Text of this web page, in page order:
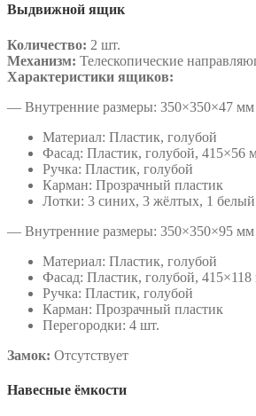
Выдвижной ящик
Количество: 2 шт.
Механизм: Телескопические
Характеристики ящиков:
— Внутренние размеры: 350×350×47 мм
Материал: Пластик, голубой
Фасад: Пластик, голубой, 415×56
Ручка: Пластик, голубой
Карман: Прозрачный пластик
Лотки: 3 синих, 3 жёлтых, 1 белый
— Внутренние размеры: 350×350×95 мм
Материал: Пластик, голубой
Фасад: Пластик, голубой,
Ручка: Пластик, голубой
Карман: Прозрачный пластик
Перегородки: 4 шт.
Замок: Отсутствует
Навесные ёмкости